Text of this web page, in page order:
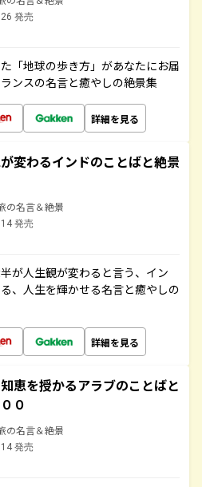
発売
「地球の歩き方」があなたにお届
ンスの名言と癒やしの絶景集
詳細を見る
変わるインドのことばと絶景
の名言＆絶景
発売
が人生観が変わると言う、イン
、人生を輝かせる名言と癒やしの
詳細を見る
恵を授かるアラブのことばと
０
の名言＆絶景
発売